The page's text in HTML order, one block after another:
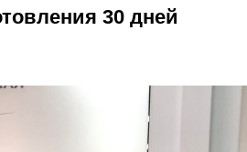
30 дней